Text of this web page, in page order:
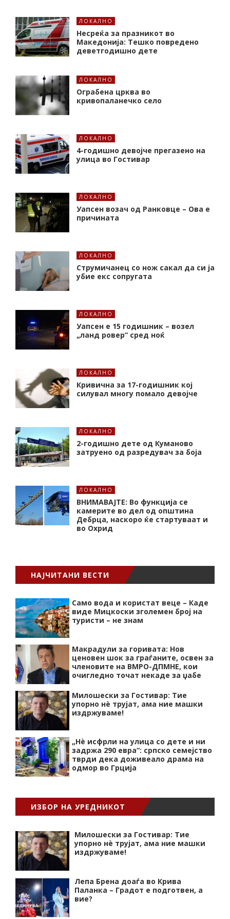
ЛОКАЛНО
Несреќа за празникот во
Македонија: Тешко повредено
деветгодишно дете
ЛОКАЛНО
Ограбена црква во
кривопаланечко село
ЛОКАЛНО
4-годишно девојче прегазено на
улица во Гостивар
ЛОКАЛНО
Уапсен возач од Ранковце – Ова е
причината
ЛОКАЛНО
Струмичанец со нож сакал да си ја
убие екс сопругата
ЛОКАЛНО
Уапсен е 15 годишник – возел
„ланд ровер“ сред ноќ
ЛОКАЛНО
Кривична за 17-годишник кој
силувал многу помало девојче
ЛОКАЛНО
2-годишно дете од Куманово
затруено од разредувач за боја
ЛОКАЛНО
ВНИМАВАЈТЕ: Во функција се
камерите во дел од општина
Дебрца, наскоро ќе стартуваат и
во Охрид
НАЈЧИТАНИ ВЕСТИ
Само вода и користат веце – Каде
виде Мицкоски зголемен број на
туристи – не знам
Макрадули за горивата: Нов
ценовен шок за граѓаните, освен за
членовите на ВМРО-ДПМНЕ, кои
очигледно точат некаде за џабе
Милошески за Гостивар: Тие
упорно нѐ трујат, ама ние машки
издржуваме!
„Нѐ исфрли на улица со дете и ни
задржа 290 евра“: српско семејство
тврди дека доживеало драма на
одмор во Грција
ИЗБОР НА УРЕДНИКОТ
Милошески за Гостивар: Тие
упорно нѐ трујат, ама ние машки
издржуваме!
Лепа Брена доаѓа во Крива
Паланка – Градот е подготвен, а
вие?